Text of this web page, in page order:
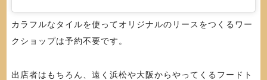
カラフルなタイルを使ってオリジナルのリースをつくるワー
クショップは予約不要です。
出店者はもちろん、遠く浜松や大阪からやってくるフードト